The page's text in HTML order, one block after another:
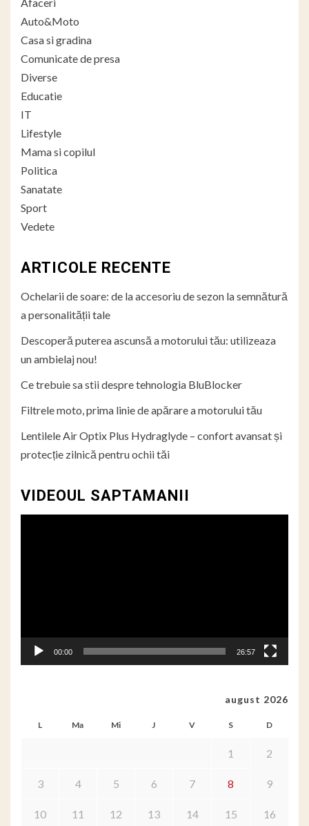
Auto&Moto
Casa si gradina
Comunicate de presa
Diverse
Educatie
IT
Lifestyle
Mama si copilul
Politica
Sanatate
Sport
Vedete
ARTICOLE RECENTE
Ochelarii de soare: de la accesoriu de sezon la semnătură
a personalității tale
Descoperă puterea ascunsă a motorului tău: utilizeaza
un ambielaj nou!
Ce trebuie sa stii despre tehnologia BluBlocker
Filtrele moto, prima linie de apărare a motorului tău
Lentilele Air Optix Plus Hydraglyde – confort avansat și
protecție zilnică pentru ochii tăi
VIDEOUL SAPTAMANII
00:00 26:57
august 2026
L Ma Mi J V S D
1 2
3 4 5 6 7 8 9
10 11 12 13 14 15 16